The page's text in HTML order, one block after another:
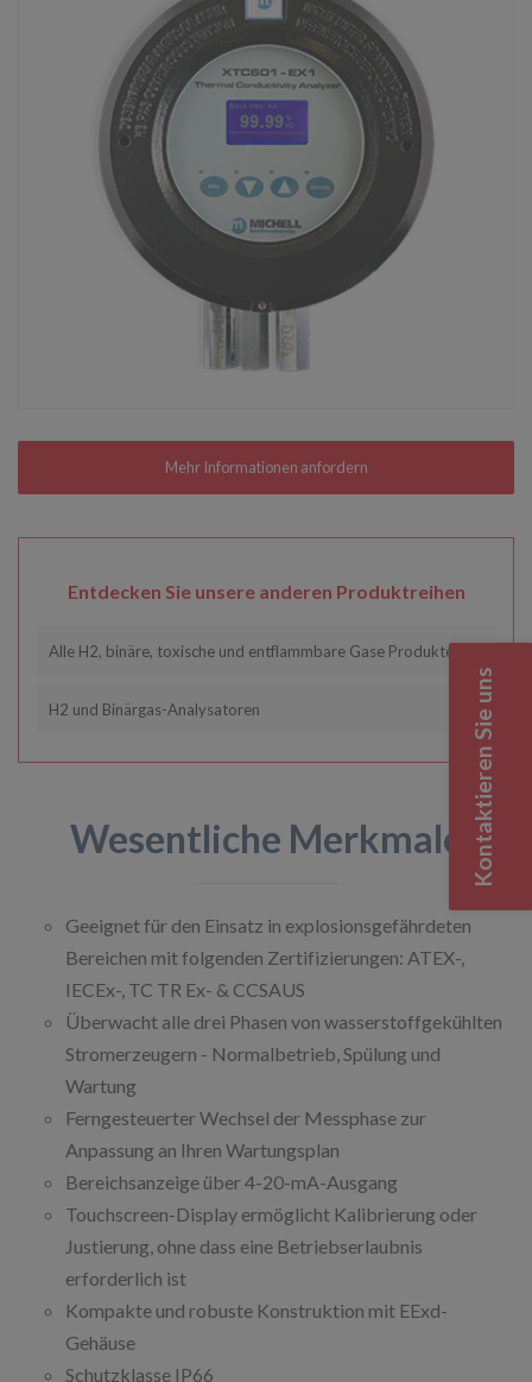
Entdecken Sie unsere anderen Produktreihen
Alle H2, binäre, toxische und entflammbare Gase Produkte
H2 und Binärgas-Analysatoren
Wesentliche Merkmale
Geeignet für den Einsatz in explosionsgefährdeten
Bereichen mit folgenden Zertifizierungen: ATEX-,
IECEx-, TC TR Ex- & CCSAUS
Überwacht alle drei Phasen von wasserstoffgekühlten
Stromerzeugern - Normalbetrieb, Spülung und
Wartung
Ferngesteuerter Wechsel der Messphase zur
Anpassung an Ihren Wartungsplan
Bereichsanzeige über 4-20-mA-Ausgang
Touchscreen-Display ermöglicht Kalibrierung oder
Justierung, ohne dass eine Betriebserlaubnis
erforderlich ist
Kompakte und robuste Konstruktion mit EExd-
Gehäuse
Schutzklasse IP66
Kontaktieren Sie uns